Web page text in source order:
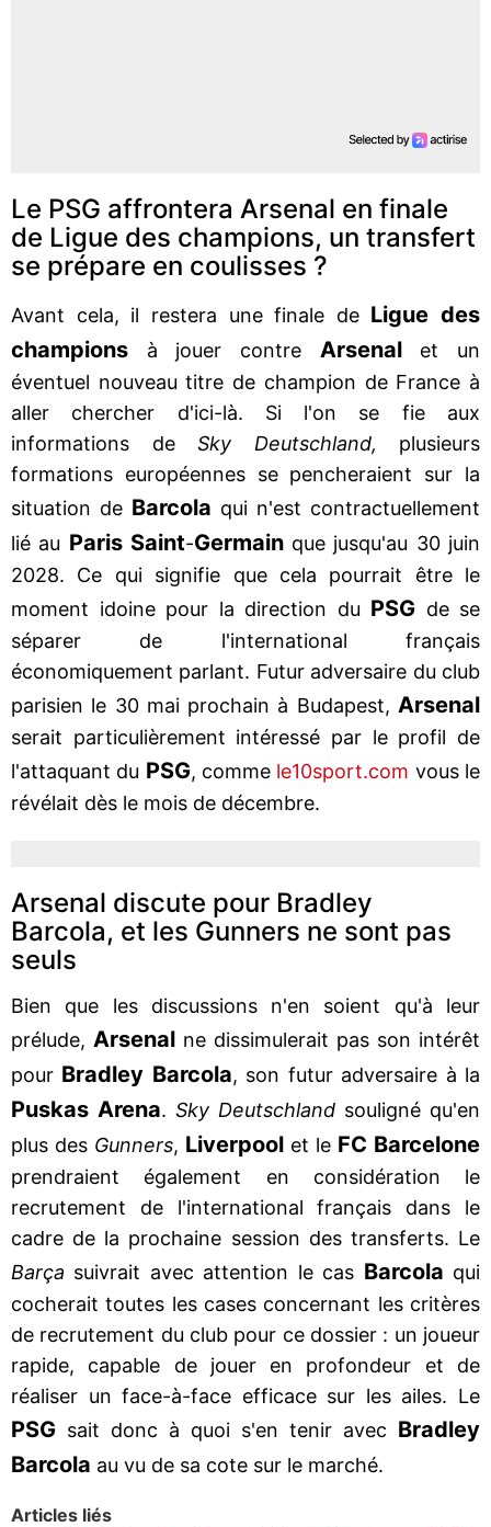
Le PSG affrontera Arsenal en finale
de Ligue des champions, un transfert
se prépare en coulisses ?
Avant cela, il restera une finale de Ligue des
champions
à jouer contre Arsenal
et un
éventuel nouveau titre de champion de France à
aller chercher d'ici-là. Si l'on se fie aux
informations de Sky Deutschland, plusieurs
formations européennes se pencheraient sur la
situation de Barcola qui n'est contractuellement
lié au Paris Saint-Germain que jusqu'au 30 juin
2028. Ce qui signifie que cela pourrait être le
moment idoine pour la direction du PSG de se
séparer de l'international français
économiquement parlant. Futur adversaire du club
parisien le 30 mai prochain à Budapest, Arsenal
serait particulièrement intéressé par le profil de
l'attaquant du PSG, comme le10sport.com vous le
révélait dès le mois de décembre.
Arsenal discute pour Bradley
Barcola, et les Gunners ne sont pas
seuls
Bien que les discussions n'en soient qu'à leur
prélude, Arsenal ne dissimulerait pas son intérêt
pour Bradley Barcola, son futur adversaire à la
Puskas Arena. Sky Deutschland souligné qu'en
plus des Gunners, Liverpool et le FC Barcelone
prendraient également en considération le
recrutement de l'international français dans le
cadre de la prochaine session des transferts. Le
Barça suivrait avec attention le cas Barcola qui
cocherait toutes les cases concernant les critères
de recrutement du club pour ce dossier : un joueur
rapide, capable de jouer en profondeur et de
réaliser un face-à-face efficace sur les ailes. Le
PSG sait donc à quoi s'en tenir avec Bradley
Barcola au vu de sa cote sur le marché.
Articles liés